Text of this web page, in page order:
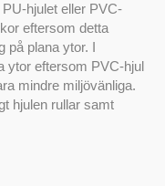
hjulet eller PVC-
eftersom detta
på plana ytor. I
ytor eftersom PVC-hjul
mindre miljövänliga.
hjulen rullar samt